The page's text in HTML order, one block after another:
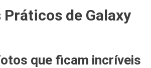
Práticos de Galaxy
que ficam incríveis